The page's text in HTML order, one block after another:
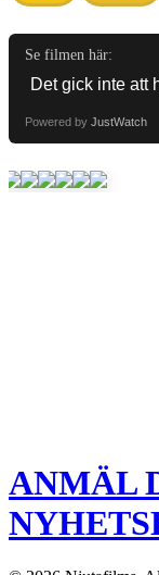
Se filmen här:
Powered by JustWatch
ANMÄL